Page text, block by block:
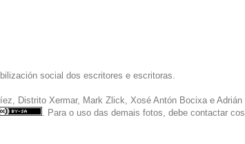
social dos escritores e escritoras.
Distrito Xermar, Mark Zlick, Xosé Antón Bocixa e Adrián
. Para o uso das demais fotos, debe contactar cos